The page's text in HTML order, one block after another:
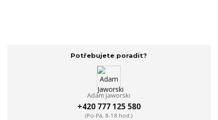
Potřebujete poradit?
Adam Jaworski
+420 777 125 580
(Po-Pá, 8-18 hod.)